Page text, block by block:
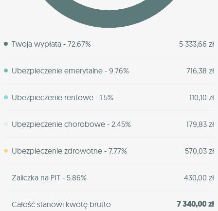
Twoja wypłata - 72.67% 5 333,66 zł
Ubezpieczenie emerytalne - 9.76% 716,38 zł
Ubezpieczenie rentowe - 1.5% 110,10 zł
Ubezpieczenie chorobowe - 2.45% 179,83 zł
Ubezpieczenie zdrowotne - 7.77% 570,03 zł
Zaliczka na PIT - 5.86% 430,00 zł
Całość stanowi kwotę brutto 7 340,00 zł